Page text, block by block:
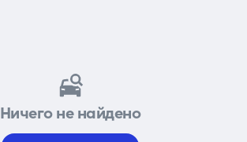
Ничего не найдено